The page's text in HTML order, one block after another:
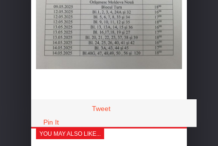
Tweet
Pin It
YOU MAY ALSO LIKE...